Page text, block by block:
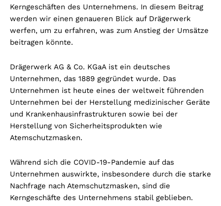
Kerngeschäften des Unternehmens. In diesem Beitrag
werden wir einen genaueren Blick auf Drägerwerk
werfen, um zu erfahren, was zum Anstieg der Umsätze
beitragen könnte.
Drägerwerk AG & Co. KGaA ist ein deutsches
Unternehmen, das 1889 gegründet wurde. Das
Unternehmen ist heute eines der weltweit führenden
Unternehmen bei der Herstellung medizinischer Geräte
und Krankenhausinfrastrukturen sowie bei der
Herstellung von Sicherheitsprodukten wie
Atemschutzmasken.
Während sich die COVID-19-Pandemie auf das
Unternehmen auswirkte, insbesondere durch die starke
Nachfrage nach Atemschutzmasken, sind die
Kerngeschäfte des Unternehmens stabil geblieben.